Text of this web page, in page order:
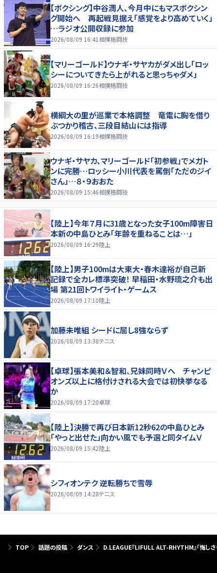
【ボクシング】中谷潤人、今月中にもマスボクシン
グ開始へ 再起戦見据え「感覚をより高めていく」
…ラジオ公開収録に参加
2026/08/09 16:41 相撲格闘技
【マリーゴールド】ウナギ・サヤカがダメ出し「ロッ
シーについてきたら上がれると思っちゃダメ」
2026/08/09 16:26相撲格闘技
横綱大の里が巡業で本格調整 竜電に胸を借り
ぶつかり稽古、三段目結山には指導
2026/08/09 16:19相撲格闘技
ウナギ・サヤカ、マリーゴールド「初参戦」でメガト
ンに完勝…ロッシー小川代表を罵倒「ただのジイ
さん」…８・９おおた
2026/08/09 15:46相撲格闘技
【陸上】今年７月に31歳となった女子100m障害日
本新の中島ひとみ「年齢を重ねることは…」
2026/08/09 16:29陸上
【陸上】男子100mは大東大・春木達裕が自己新
記録で全カレ標準突破！ 早稲田・水野琉之介も出
場 第21回トワイライト・ゲームス
2026/08/09 17:10陸上
加藤未唯組 シードに屈し8強ならず
2026/08/09 13:38テニス
【卓球】張本美和＆智和、兄妹同時Ｖへ チャンピ
オンズ以上に格付けされる大会では初快挙なる
か
2026/08/09 17:20卓球
【陸上】決勝で再び日本新12秒62の中島ひとみ
「やっと出せた」向かい風でも予選と同タイムＶ
2026/08/09 15:42陸上
シフィオンテク 逆転勝ちで雪辱
2026/08/09 14:28テニス
TOP 話題の投稿 ダンス D.LEAGUE『LIFULL ALT-RHYTHM』「悔